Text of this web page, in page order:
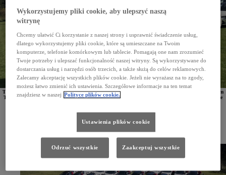
Towarzystwo ubezpieczeniowe ERGO Hestia we współpracy z Grupą Walder, autoryzowanym dilerem
Toyoty i Lexusa, zorganizowała długodystansowy konkurs "ECO press! CO2 less". Przez 4 miesiące
ERGO Hestia to towarzystwo ubezpieczeniowe, które od 7 lat opiera swoją flotę na hybrydowych
pojazdach Toyoty. Pierwszych 180 hybryd trafiło do mobilnych rzeczoznawców firmy już
Wykorzystujemy pliki cookie, aby ulepszyć naszą
witrynę
Chcemy ułatwić Ci korzystanie z naszej strony i usprawnić świadczenie usług,
dlatego wykorzystujemy pliki cookie, które są umieszczane na Twoim
komputerze, telefonie komórkowym lub tablecie. Pomagają one nam zrozumieć
Twoje potrzeby i ulepszać funkcjonalność naszej witryny. Są wykorzystywane do
dostarczania usług i narzędzi osób trzecich, a także służą do celów reklamowych.
Zalecamy akceptację wszystkich plików cookie. Jeżeli nie wyrażasz na to zgody,
możesz łatwo zmienić ich ustawienia. Szczegółowe informacje na ten temat
znajdziesz w naszej Polityce plików cookie.
Ustawienia plików cookie
Odrzuć wszystkie Zaakceptuj wszystkie